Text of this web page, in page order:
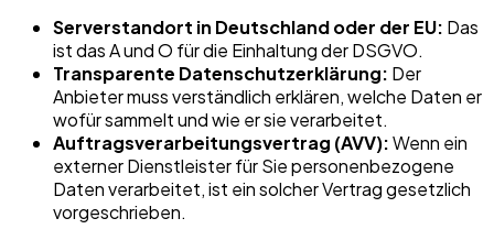
Serverstandort in Deutschland oder der EU: Das
ist das A und O für die Einhaltung der DSGVO.
Transparente Datenschutzerklärung: Der
Anbieter muss verständlich erklären, welche Daten er
wofür sammelt und wie er sie verarbeitet.
Auftragsverarbeitungsvertrag (AVV):Wenn ein
externer Dienstleister für Sie personenbezogene
Daten verarbeitet, ist ein solcher Vertrag gesetzlich
vorgeschrieben.